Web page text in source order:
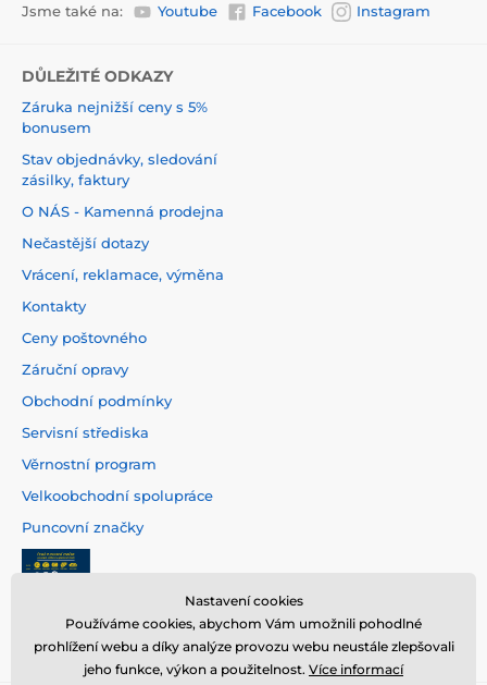
Jsme také na: Youtube Facebook Instagram
DŮLEŽITÉ ODKAZY
Záruka nejnižší ceny s 5%
bonusem
Stav objednávky, sledování
zásilky, faktury
O NÁS - Kamenná prodejna
Nečastější dotazy
Vrácení, reklamace, výměna
Kontakty
Ceny poštovného
Záruční opravy
Obchodní podmínky
Servisní střediska
Věrnostní program
Velkoobchodní spolupráce
Puncovní značky
Nastavení cookies
Používáme cookies, abychom Vám umožnili pohodlné
prohlížení webu a díky analýze provozu webu neustále zlepšovali
jeho funkce, výkon a použitelnost. Více informací